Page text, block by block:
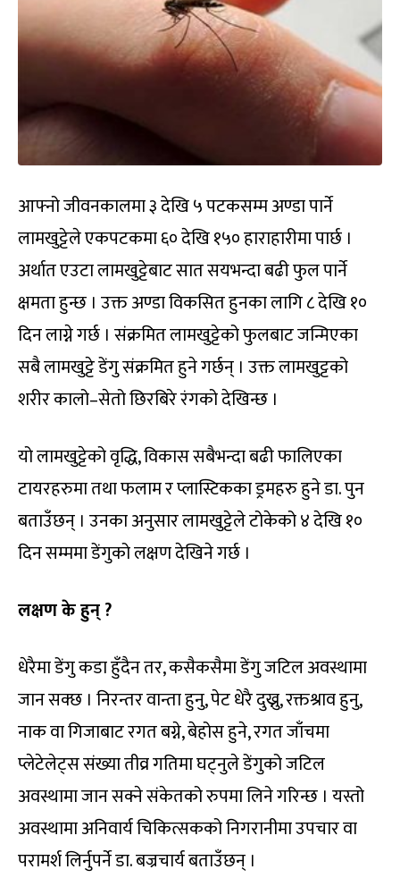
आफ्नो जीवनकालमा ३ देखि ५ पटकसम्म अण्डा पार्ने
लामखुट्टेले एकपटकमा ६० देखि १५० हाराहारीमा पार्छ ।
अर्थात एउटा लामखुट्टेबाट सात सयभन्दा बढी फुल पार्ने
क्षमता हुन्छ । उक्त अण्डा विकसित हुनका लागि ८ देखि १०
दिन लाग्ने गर्छ । संक्रमित लामखुट्टेको फुलबाट जन्मिएका
सबै लामखुट्टे डेंगु संक्रमित हुने गर्छन् । उक्त लामखुट्टको
शरीर कालो–सेतो छिरबिरे रंगको देखिन्छ ।
यो लामखुट्टेको वृद्धि, विकास सबैभन्दा बढी फालिएका
टायरहरुमा तथा फलाम र प्लास्टिकका ड्रमहरु हुने डा. पुन
बताउँछन् । उनका अनुसार लामखुट्टेले टोकेको ४ देखि १०
दिन सम्ममा डेंगुको लक्षण देखिने गर्छ ।
लक्षण के हुन् ?
धेरैमा डेंगु कडा हुँदैन तर, कसैकसैमा डेंगु जटिल अवस्थामा
जान सक्छ । निरन्तर वान्ता हुनु, पेट धेरै दुख्नु, रक्तश्राव हुनु,
नाक वा गिजाबाट रगत बग्ने, बेहोस हुने, रगत जाँचमा
प्लेटेलेट्स संख्या तीव्र गतिमा घट्नुले डेंगुको जटिल
अवस्थामा जान सक्ने संकेतको रुपमा लिने गरिन्छ । यस्तो
अवस्थामा अनिवार्य चिकित्सकको निगरानीमा उपचार वा
परामर्श लिर्नुपर्ने डा. बज्रचार्य बताउँछन् ।